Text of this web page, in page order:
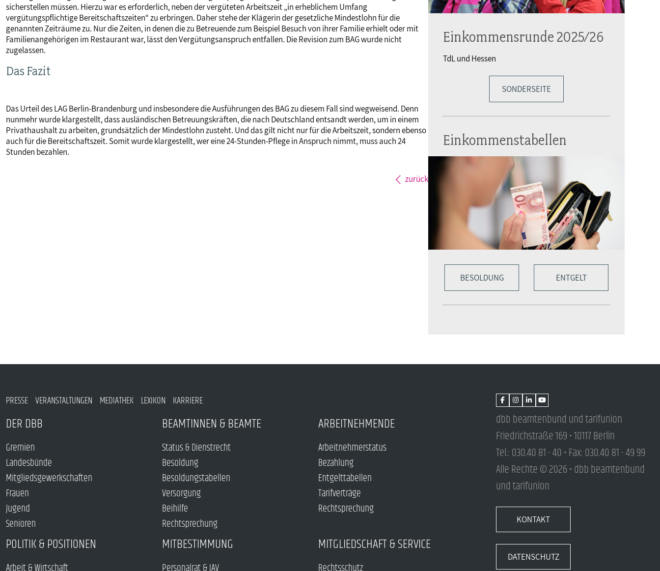
sicherstellen müssen. Hierzu war es erforderlich, neben der vergüteten Arbeitszeit „in erheblichem Umfang
vergütungspflichtige Bereitschaftszeiten“ zu erbringen. Daher stehe der Klägerin der gesetzliche Mindestlohn für die
genannten Zeiträume zu. Nur die Zeiten, in denen die zu Betreuende zum Beispiel Besuch von ihrer Familie erhielt oder mit
Familienangehörigen im Restaurant war, lässt den Vergütungsanspruch entfallen. Die Revision zum BAG wurde nicht
zugelassen.
Das Fazit
Das Urteil des LAG Berlin-Brandenburg und insbesondere die Ausführungen des BAG zu diesem Fall sind wegweisend. Denn
nunmehr wurde klargestellt, dass ausländischen Betreuungskräften, die nach Deutschland entsandt werden, um in einem
Privathaushalt zu arbeiten, grundsätzlich der Mindestlohn zusteht. Und das gilt nicht nur für die Arbeitszeit, sondern ebenso
auch für die Bereitschaftszeit. Somit wurde klargestellt, wer eine 24-Stunden-Pflege in Anspruch nimmt, muss auch 24
Stunden bezahlen.
zurück
Einkommensrunde 2025/26
TdL und Hessen
SONDERSEITE
Einkommenstabellen
BESOLDUNG ENTGELT
PRESSE VERANSTALTUNGEN MEDIATHEK LEXIKON KARRIERE
DER DBB
Gremien
Landesbünde
Mitgliedsgewerkschaften
Frauen
Jugend
Senioren
BEAMTINNEN & BEAMTE
Status & Dienstrecht
Besoldung
Besoldungstabellen
Versorgung
Beihilfe
Rechtsprechung
ARBEITNEHMENDE
Arbeitnehmerstatus
Bezahlung
Entgelttabellen
Tarifverträge
Rechtsprechung
POLITIK & POSITIONEN MITBESTIMMUNG MITGLIEDSCHAFT & SERVICE
dbb beamtenbund und tarifunion
Friedrichstraße 169 • 10117 Berlin
Tel.: 030.40 81 - 40 • Fax: 030.40 81 - 49 99
Alle Rechte © 2026 • dbb beamtenbund
und tarifunion
KONTAKT
DATENSCHUTZ